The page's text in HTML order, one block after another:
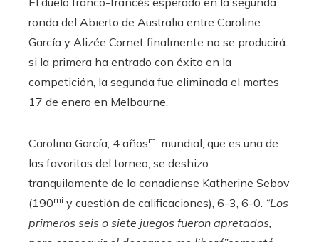
ronda del Abierto de Australia entre Caroline
García y Alizée Cornet finalmente no se producirá:
si la primera ha entrado con éxito en la
competición, la segunda fue eliminada el martes
17 de enero en Melbourne.
Carolina García, 4 añosmi mundial, que es una de
las favoritas del torneo, se deshizo
tranquilamente de la canadiense Katherine Sebov
(190mi y cuestión de calificaciones), 6-3, 6-0. “Los
primeros seis o siete juegos fueron apretados,